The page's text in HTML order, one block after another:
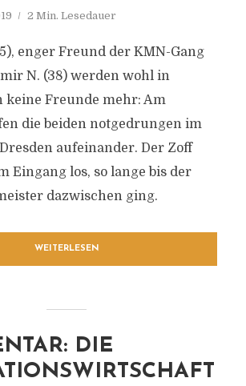
2 Min. Lesedauer
enger Freund der KMN-Gang
N. (38) werden wohl in
keine Freunde mehr: Am
die beiden notgedrungen im
aufeinander. Der Zoff
Eingang los, so lange bis der
dazwischen ging.
WEITERLESEN
DIE